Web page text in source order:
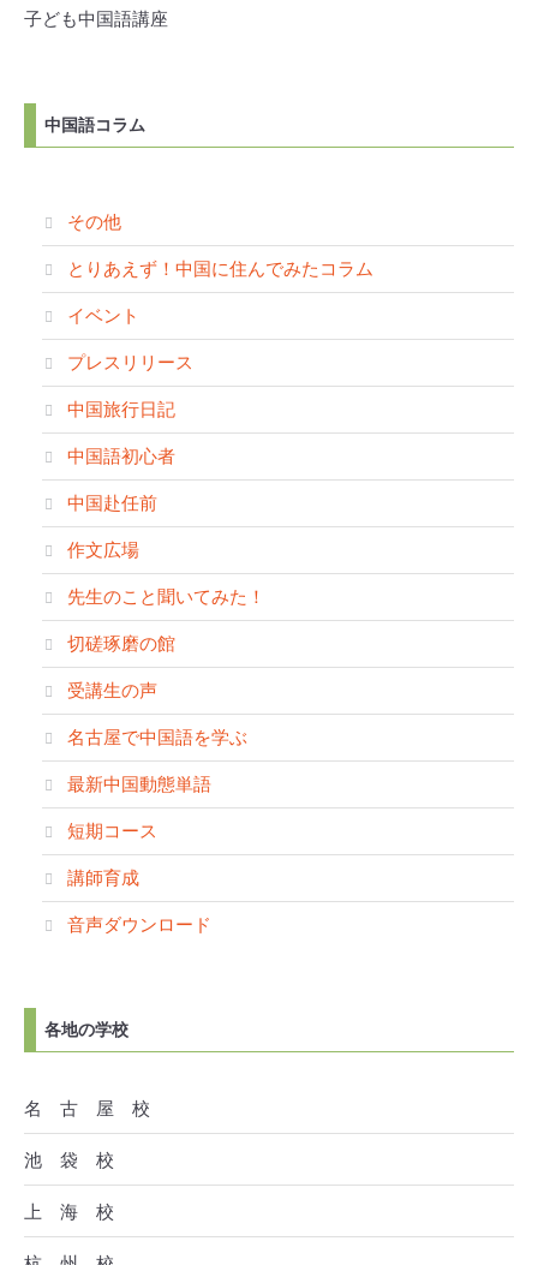
子ども中国語講座
中国語コラム
その他
とりあえず！中国に住んでみたコラム
イベント
プレスリリース
中国旅行日記
中国語初心者
中国赴任前
作文広場
先生のこと聞いてみた！
切磋琢磨の館
受講生の声
名古屋で中国語を学ぶ
最新中国動態単語
短期コース
講師育成
音声ダウンロード
各地の学校
名 古 屋 校
池 袋 校
上 海 校